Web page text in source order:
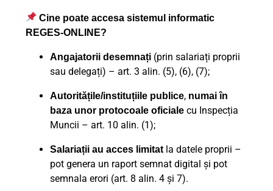
Cine poate accesa sistemul informatic
REGES-ONLINE?
Angajatorii desemnați (prin salariați proprii
sau delegați) – art. 3 alin. (5), (6), (7);
Autoritățile/instituțiile publice, numai în
baza unor protocoale oficiale cu Inspecția
Muncii – art. 10 alin. (1);
Salariații au acces limitat la datele proprii –
pot genera un raport semnat digital și pot
semnala erori (art. 8 alin. 4 și 7).